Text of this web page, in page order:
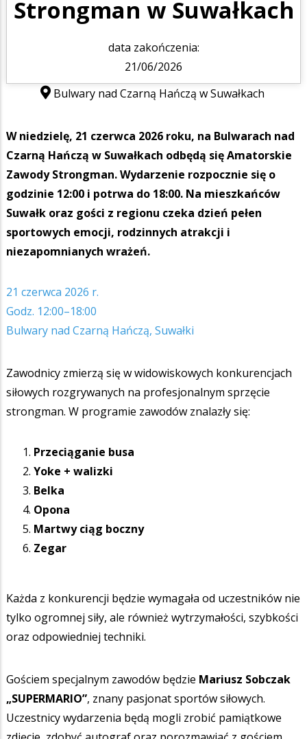
Strongman w Suwałkach
data zakończenia:
21/06/2026
Bulwary nad Czarną Hańczą w Suwałkach
W niedzielę, 21 czerwca 2026 roku, na Bulwarach nad
Czarną Hańczą w Suwałkach odbędą się Amatorskie
Zawody Strongman. Wydarzenie rozpocznie się o
godzinie 12:00 i potrwa do 18:00. Na mieszkańców
Suwałk oraz gości z regionu czeka dzień pełen
sportowych emocji, rodzinnych atrakcji i
niezapomnianych wrażeń.
21 czerwca 2026 r.
Godz. 12:00–18:00
Bulwary nad Czarną Hańczą, Suwałki
Zawodnicy zmierzą się w widowiskowych konkurencjach
siłowych rozgrywanych na profesjonalnym sprzęcie
strongman. W programie zawodów znalazły się:
Przeciąganie busa
Yoke + walizki
Belka
Opona
Martwy ciąg boczny
Zegar
Każda z konkurencji będzie wymagała od uczestników nie
tylko ogromnej siły, ale również wytrzymałości, szybkości
oraz odpowiedniej techniki.
Gościem specjalnym zawodów będzie Mariusz Sobczak
„SUPERMARIO”, znany pasjonat sportów siłowych.
Uczestnicy wydarzenia będą mogli zrobić pamiątkowe